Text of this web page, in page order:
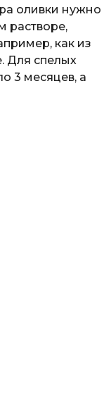
оливки нужно
растворе,
как из
Для спелых
3 месяцев, а